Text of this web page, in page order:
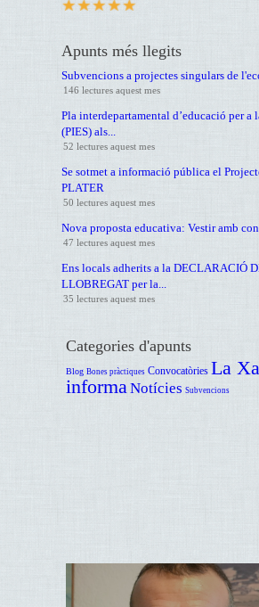
Apunts més llegits
Subvencions a projectes singulars de
146 lectures aquest mes
Pla interdepartamental d’educació per
(PIES) als...
52 lectures aquest mes
Se sotmet a informació pública el
PLATER
50 lectures aquest mes
Nova proposta educativa: Vestir amb
47 lectures aquest mes
Ens locals adherits a la DECLARACIÓ
LLOBREGAT per la...
35 lectures aquest mes
Categories d'apunts
Blog Bones pràctiques Convocatòries La
informa Notícies Subvencions